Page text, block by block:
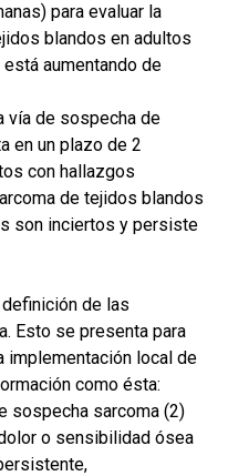
para evaluar la
blandos en adultos
aumentando de
vía de sospecha de
en un plazo de 2
con hallazgos
de tejidos blandos
son inciertos y persiste
de las
Esto se presenta para
implementación local de
como ésta:
sospecha sarcoma (2)
o sensibilidad ósea